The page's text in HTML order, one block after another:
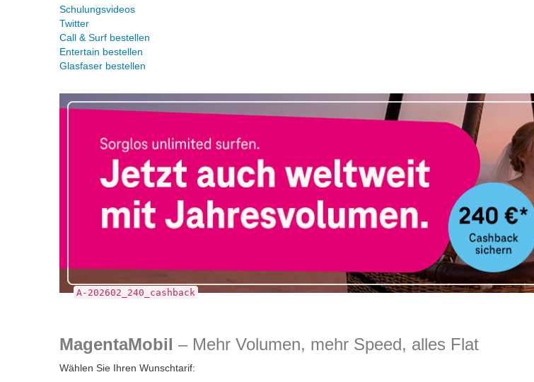
Schulungsvideos
Twitter
Call & Surf bestellen
Entertain bestellen
Glasfaser bestellen
A-202602_240_cashback
MagentaMobil – Mehr Volumen, mehr Speed, alles Flat
Wählen Sie Ihren Wunschtarif: